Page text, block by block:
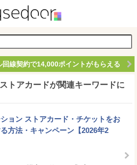
回線契約で14,000ポイントがもらえる
トアカードが関連キーワードに
ョン ストアカード・チケットをお
方法・キャンペーン【2026年2